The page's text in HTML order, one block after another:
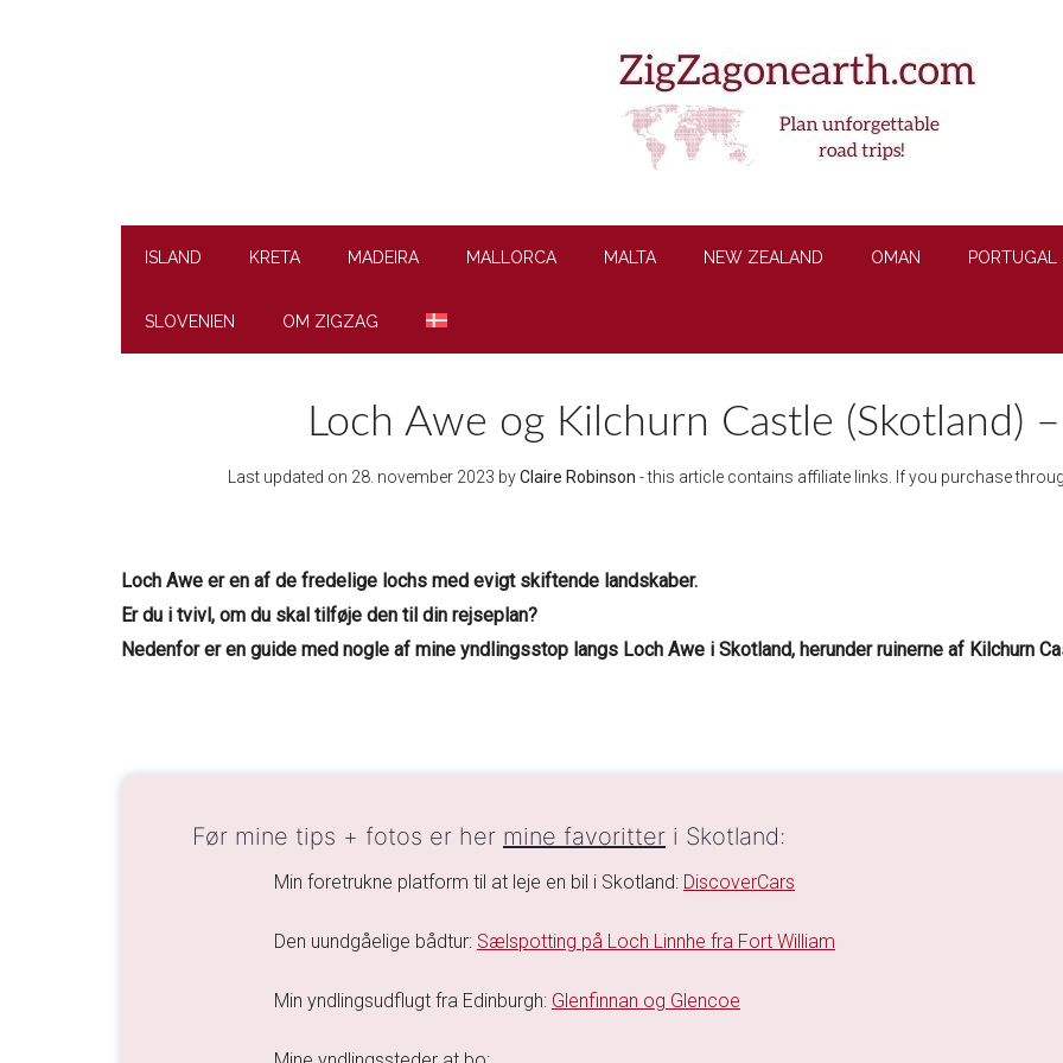
ISLAND KRETA MADEIRA MALLORCA MALTA NEW ZEALAND OMAN PORTUGAL
SLOVENIEN OM ZIGZAG
Loch Awe og Kilchurn Castle (Skotland)
Last updated on 28. november 2023 byClaire Robinson - this article contains affiliate links. If you purchase
Loch Awe er en af de fredelige lochs med evigt skiftende landskaber.
Er du i tvivl, om du skal tilføje den til din rejseplan?
Nedenfor er en guide med nogle af mine yndlingsstop langs Loch Awe i Skotland, herunder ruinerne af Kilchurn
Før mine tips + fotos er her mine favoritter i Skotland:
Min foretrukne platform til at leje en bil i Skotland: DiscoverCars
Den uundgåelige bådtur: Sælspotting på Loch Linnhe fra Fort William
Min yndlingsudflugt fra Edinburgh: Glenfinnan og Glencoe